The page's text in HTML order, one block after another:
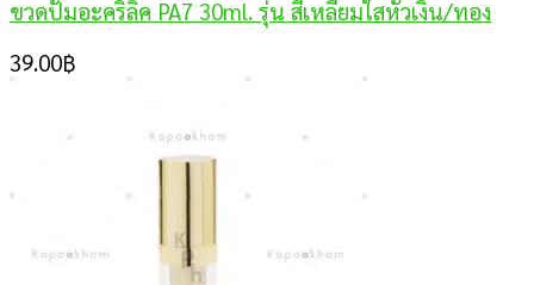
ขวดปั๊มอะคริลิค PA7 30ml. รุ่น สี่เหลี่ยมใสหัวเงิน/ทอง
39.00฿